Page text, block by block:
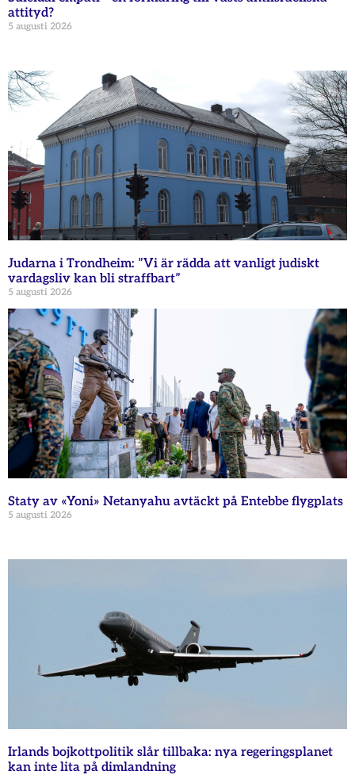
attityd?
5 augusti 2026
Judarna i Trondheim: ”Vi är rädda att vanligt judiskt
vardagsliv kan bli straffbart”
5 augusti 2026
Staty av «Yoni» Netanyahu avtäckt på Entebbe flygplats
5 augusti 2026
Irlands bojkottpolitik slår tillbaka: nya regeringsplanet
kan inte lita på dimlandning